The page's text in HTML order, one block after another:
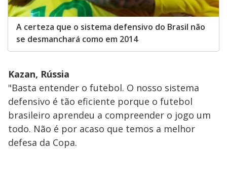
A certeza que o sistema defensivo do Brasil não
se desmanchará como em 2014
Kazan, Rússia
"Basta entender o futebol. O nosso sistema
defensivo é tão eficiente porque o futebol
brasileiro aprendeu a compreender o jogo um
todo. Não é por acaso que temos a melhor
defesa da Copa.